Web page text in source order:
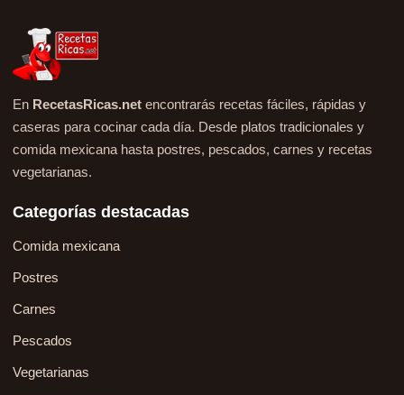
En RecetasRicas.net encontrarás recetas fáciles, rápidas y
caseras para cocinar cada día. Desde platos tradicionales y
comida mexicana hasta postres, pescados, carnes y recetas
vegetarianas.
Categorías destacadas
Comida mexicana
Postres
Carnes
Pescados
Vegetarianas